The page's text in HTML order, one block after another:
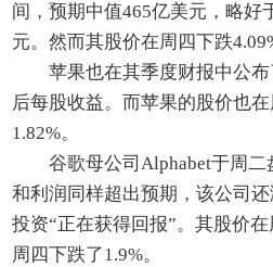
间，预期中值465亿美元，略好
元。然而其股价在周四下跌
苹果也在其季度财报中公
后每股收益。而苹果的股价也
1.82%。
谷歌母公司Alphabet于周
和利润同样超出预期，该公司
投资“正在获得回报”。其股价
周四下跌了1.9%。